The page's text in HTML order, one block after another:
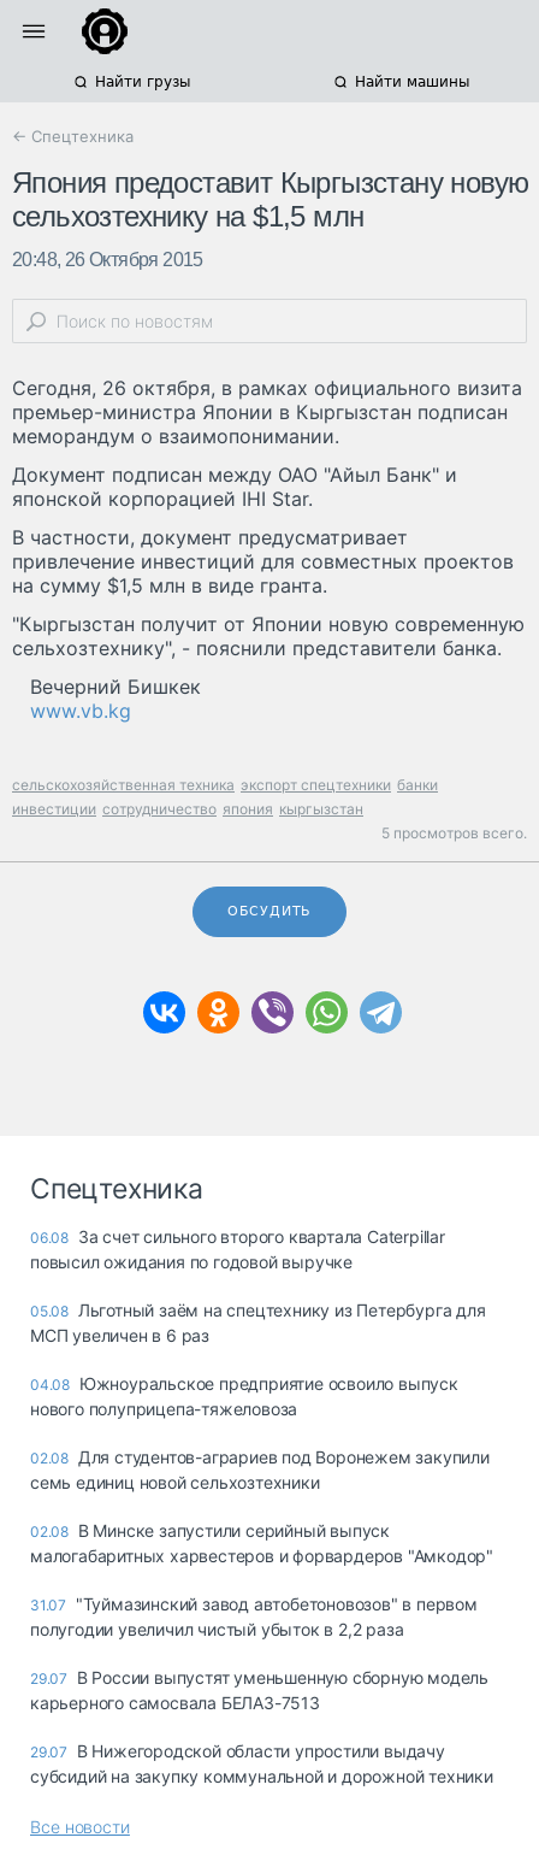
Найти грузы Найти машины
← Спецтехника
Япония предоставит Кыргызстану новую
сельхозтехнику на $1,5 млн
20:48, 26 Октября 2015
Сегодня, 26 октября, в рамках официального визита
премьер-министра Японии в Кыргызстан подписан
меморандум о взаимопонимании.
Документ подписан между ОАО "Айыл Банк" и
японской корпорацией IHI Star.
В частности, документ предусматривает
привлечение инвестиций для совместных проектов
на сумму $1,5 млн в виде гранта.
"Кыргызстан получит от Японии новую современную
сельхозтехнику", - пояснили представители банка.
Вечерний Бишкек
www.vb.kg
сельскохозяйственная техника экспорт спецтехники банки
инвестиции сотрудничество япония кыргызстан
5 просмотров всего.
ОБСУДИТЬ
Спецтехника
06.08 За счет сильного второго квартала Caterpillar
повысил ожидания по годовой выручке
05.08 Льготный заём на спецтехнику из Петербурга для
МСП увеличен в 6 раз
04.08 Южноуральское предприятие освоило выпуск
нового полуприцепа-тяжеловоза
02.08 Для студентов-аграриев под Воронежем закупили
семь единиц новой сельхозтехники
02.08 В Минске запустили серийный выпуск
малогабаритных харвестеров и форвардеров "Амкодор"
31.07
"Туймазинский завод автобетоновозов" в первом
полугодии увеличил чистый убыток в 2,2 раза
29.07
В России выпустят уменьшенную сборную модель
карьерного самосвала БЕЛАЗ-7513
29.07
В Нижегородской области упростили выдачу
субсидий на закупку коммунальной и дорожной техники
Все новости